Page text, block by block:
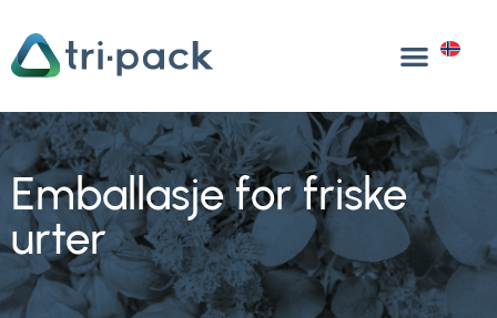
innhold
Emballasje for friske
urter